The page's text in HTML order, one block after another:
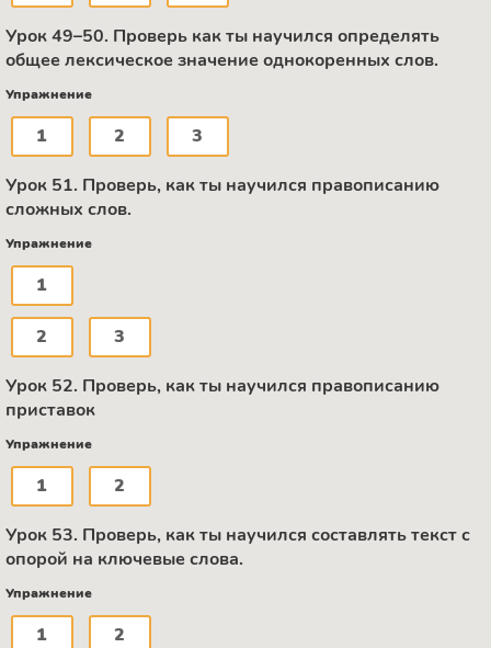
Урок 49–50. Проверь как ты научился определять
общее лексическое значение однокоренных слов.
Упражнение
1 2 3
Урок 51. Проверь, как ты научился правописанию
сложных слов.
Упражнение
1
2 3
Урок 52. Проверь, как ты научился правописанию
приставок
Упражнение
1 2
Урок 53. Проверь, как ты научился составлять текст с
опорой на ключевые слова.
Упражнение
1 2